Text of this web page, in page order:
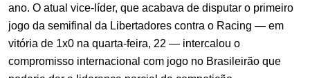
ano. O atual vice-líder, que acabava de disputar o primeiro
jogo da semifinal da Libertadores contra o Racing — em
vitória de 1x0 na quarta-feira, 22 — intercalou o
compromisso internacional com jogo no Brasileirão que